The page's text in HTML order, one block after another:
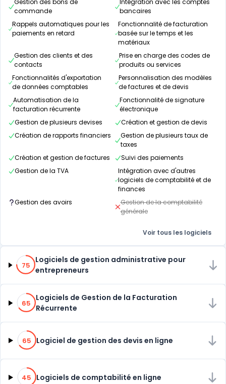
Gestion des bons de
commande
Intégration avec les comptes
bancaires
Rappels automatiques pour les
paiements en retard
Fonctionnalité de facturation
basée sur le temps et les
matériaux
Gestion des clients et des
contacts
Prise en charge des codes de
produits ou services
Fonctionnalités d'exportation
de données comptables
Personnalisation des modèles
de factures et de devis
Automatisation de la
facturation récurrente
Fonctionnalité de signature
électronique
Gestion de plusieurs devises
Création et gestion de devis
Création de rapports financiers
Gestion de plusieurs taux de
taxes
Création et gestion de factures
Suivi des paiements
Gestion de la TVA
Intégration avec d'autres
logiciels de comptabilité et de
finances
Gestion des avoirs
Gestion de la comptabilité
générale
Voir tous les logiciels
75% de compatibilité
75
Logiciels de gestion administrative pour
entrepreneurs
65% de compatibilité
65
Logiciels de Gestion de la Facturation
Récurrente
65% de compatibilité
65 Logiciel de gestion des devis en ligne
45% de compatibilité
45 Logiciels de comptabilité en ligne